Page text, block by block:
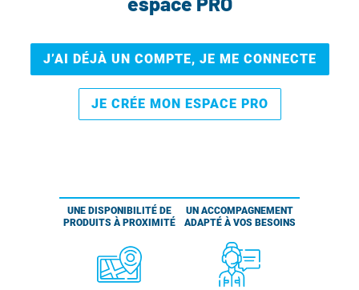
J’AI DÉJÀ UN COMPTE, JE ME CONNECTE
JE CRÉE MON ESPACE PRO
UNE DISPONIBILITÉ DE
PRODUITS À PROXIMITÉ
UN ACCOMPAGNEMENT
ADAPTÉ À VOS BESOINS